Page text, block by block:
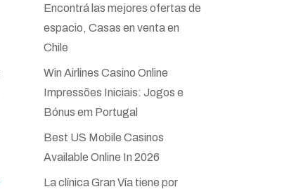
Encontrá las mejores ofertas de
espacio, Casas en venta en
Chile
Win Airlines Casino Online
Impressões Iniciais: Jogos e
Bónus em Portugal
Best US Mobile Casinos
Available Online In 2026
La clínica Gran Vía tiene por